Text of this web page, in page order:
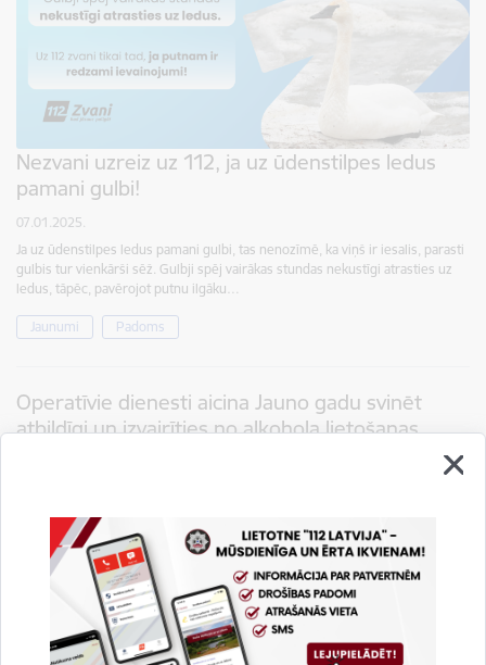
Nezvani uzreiz uz 112, ja uz ūdenstilpes ledus
pamani gulbi!
07.01.2025.
Ja uz ūdenstilpes ledus pamani gulbi, tas nenozīmē, ka viņš ir iesalis, parasti
gulbis tur vienkārši sēž. Gulbji spēj vairākas stundas nekustīgi atrasties uz
ledus, tāpēc, pavērojot putnu ilgāku…
Jaunumi Padoms
Operatīvie dienesti aicina Jauno gadu svinēt
atbildīgi un izvairīties no alkohola lietošanas
situācijas visbiežāk izraisa neapdomīga rīcība ar…
Jaunumi Padoms
Operatīvie dienesti garās Ziemassvētku